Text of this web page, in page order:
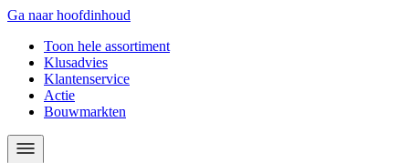
Ga naar hoofdinhoud
Toon hele assortiment
Klusadvies
Klantenservice
Actie
Bouwmarkten